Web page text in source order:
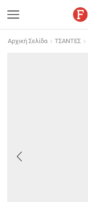
Αρχική Σελίδα ΤΣΑΝΤΕΣ